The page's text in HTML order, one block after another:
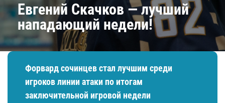
Евгений Скачков — лучший
нападающий недели!
​Форвард сочинцев стал лучшим среди
игроков линии атаки по итогам
заключительной игровой недели